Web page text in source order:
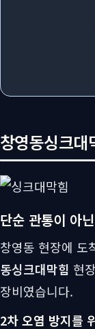
창영동싱크
단순 관통이 아
창영동 현장에 도
동싱크대막힘 현
장비였습니다.
2차 오염 방지를